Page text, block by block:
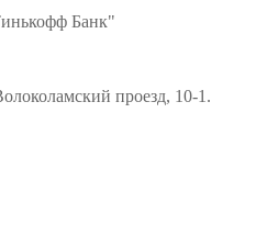
Банк"
проезд, 10-1.